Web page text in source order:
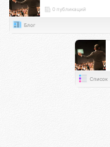
0 публикаций
Блог
Список